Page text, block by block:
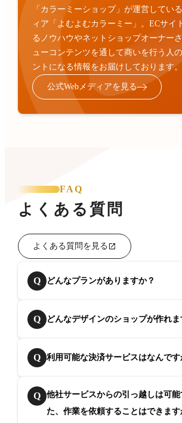
「カラーミーショップ」が運営してい
ィア「よむよむカラーミー」。ECサイ
るノウハウやネットショップオーナー
ューコンテンツを通して商いを行う人
ントになる情報をお届けしております。
公式Webメディアを見る
FAQ
よくある質問
よくある質問を見る
Q どんなプランがありますか？
Q どんなデザインのショップが作れま
Q 利用可能な決済サービスはなんです
Q
他社サービスからの引っ越しは可能
た、作業を依頼することはできます